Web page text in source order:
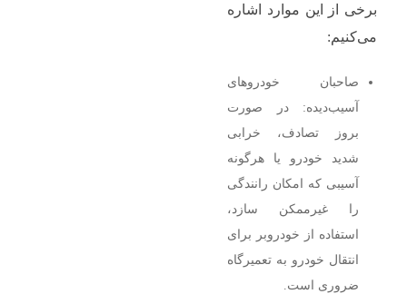
برخی از این موارد اشاره
می‌کنیم:
صاحبان خودروهای
آسیب‌دیده: در صورت
بروز تصادف، خرابی
شدید خودرو یا هرگونه
آسیبی که امکان رانندگی
را غیرممکن سازد،
استفاده از خودروبر برای
انتقال خودرو به تعمیرگاه
ضروری است.